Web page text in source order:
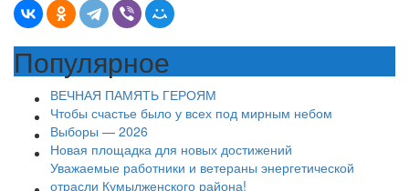
Популярное
ВЕЧНАЯ ПАМЯТЬ ГЕРОЯМ
Чтобы счастье было у всех под мирным небом
Выборы — 2026
Новая площадка для новых достижений
Уважаемые работники и ветераны энергетической
отрасли Кумылженского района!